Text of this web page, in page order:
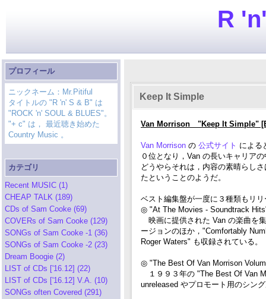
R
プロフィール
ニックネーム：Mr.Pitiful
タイトルの "R 'n' S & B" は
"ROCK 'n' SOUL & BLUES"。
"+ c" は， 最近聴き始めた
Country Music 。
カテゴリ
Recent MUSIC (1)
CHEAP TALK (189)
CDs of Sam Cooke (69)
COVERs of Sam Cooke (129)
SONGs of Sam Cooke -1 (36)
SONGs of Sam Cooke -2 (23)
Dream Boogie (2)
LIST of CDs ['16.12] (22)
LIST of CDs ['16.12] V.A. (10)
SONGs often Covered (291)
Keep It Simple
Van Morrison "Keep It Simple"
Van Morrison の 公式サイト による
０位となり，Van の長いキャリア
どうやらそれは，内容の素晴らし
たということのようだ。
ベスト編集盤が一度に３種類もリ
◎ "At The Movies - Soundtrack
映画に提供された Van の楽曲を
ージョンのほか，"Comfortably
Roger Waters" も収録されている。
◎ "The Best Of Van Morrison
１９９３年の "The Best Of Van
unreleased やプロモート用のシン